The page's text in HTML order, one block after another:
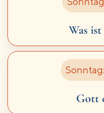
Was ist
Gott